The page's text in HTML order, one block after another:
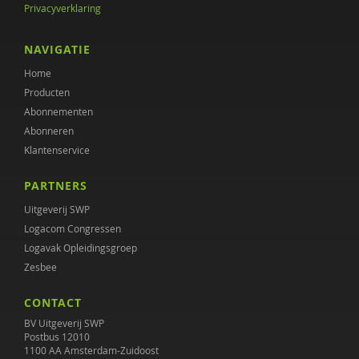
Privacyverklaring
NAVIGATIE
Home
Producten
Abonnementen
Abonneren
Klantenservice
PARTNERS
Uitgeverij SWP
Logacom Congressen
Logavak Opleidingsgroep
Zesbee
CONTACT
BV Uitgeverij SWP
Postbus 12010
1100 AA Amsterdam-Zuidoost